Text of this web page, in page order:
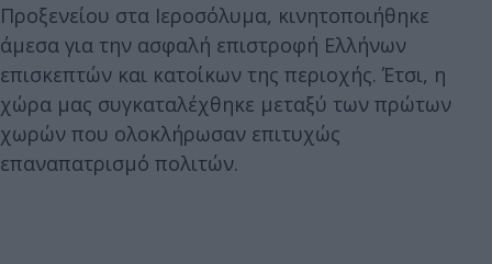
Προξενείου στα Ιεροσόλυμα, κινητοποιήθηκε
άμεσα για την ασφαλή επιστροφή Ελλήνων
επισκεπτών και κατοίκων της περιοχής. Έτσι, η
χώρα μας συγκαταλέχθηκε μεταξύ των πρώτων
χωρών που ολοκλήρωσαν επιτυχώς
επαναπατρισμό πολιτών.